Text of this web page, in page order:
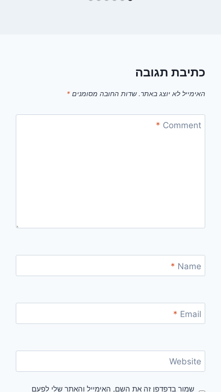
כתיבת תגובה
האימייל לא יוצג באתר. שדות החובה מסומנים *
Comment
*
Name
*
Email
*
Website
שמור בדפדפן זה את השם, האימייל והאתר שלי לפעם